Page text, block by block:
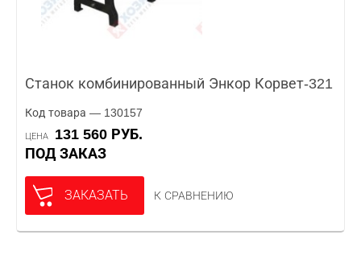
Станок комбинированный Энкор Корвет-321
Код товара — 130157
ЦЕНА
131 560 РУБ.
ПОД ЗАКАЗ
ЗАКАЗАТЬ К СРАВНЕНИЮ